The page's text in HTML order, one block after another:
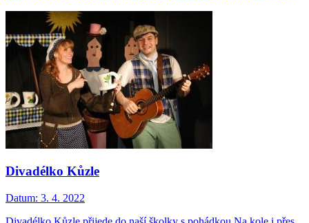
Divadélko Kůzle
Datum: 3. 4. 2022